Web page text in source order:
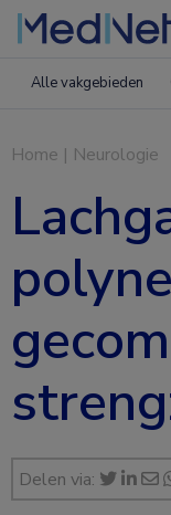
Alle vakgebieden
Home | Neurologie
Delen via: